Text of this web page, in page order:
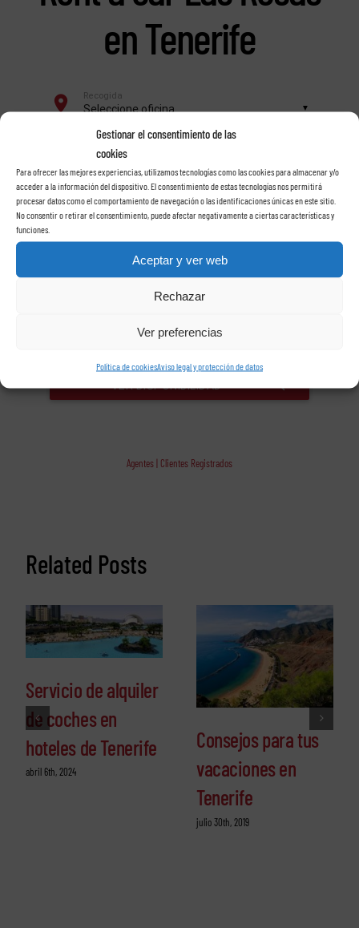
Gestionar el consentimiento de las
cookies
Para ofrecer las mejores experiencias, utilizamos tecnologías como las cookies para almacenar y/o
acceder a la información del dispositivo. El consentimiento de estas tecnologías nos permitirá
procesar datos como el comportamiento de navegación o las identificaciones únicas en este sitio.
No consentir o retirar el consentimiento, puede afectar negativamente a ciertas características y
funciones.
Aceptar y ver web
Rechazar
Ver preferencias
Política de cookiesAviso legal y protección de datos
en Tenerife
Agentes | Clientes Registrados
Related Posts
Servicio de alquiler
de coches en
hoteles de Tenerife
abril 6th, 2024
Consejos para tus
vacaciones en
Tenerife
julio 30th, 2019